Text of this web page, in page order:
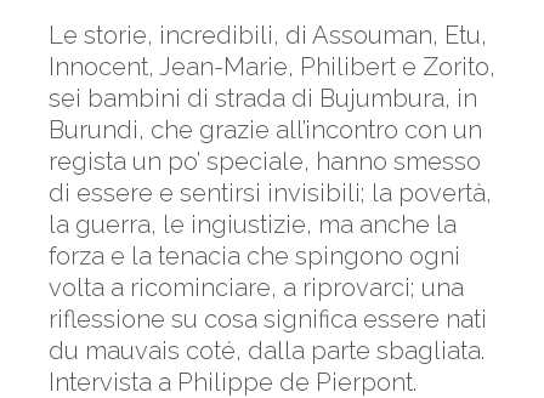
Le storie, incredibili, di Assouman, Etu,
Innocent, Jean-Marie, Philibert e Zorito,
sei bambini di strada di Bujumbura, in
Burundi, che grazie all’incontro con un
regista un po’ speciale, hanno smesso
di essere e sentirsi invisibili; la povertà,
la guerra, le ingiustizie, ma anche la
forza e la tenacia che spingono ogni
volta a ricominciare, a riprovarci; una
riflessione su cosa significa essere nati
du mauvais coté, dalla parte sbagliata.
Intervista a Philippe de Pierpont.